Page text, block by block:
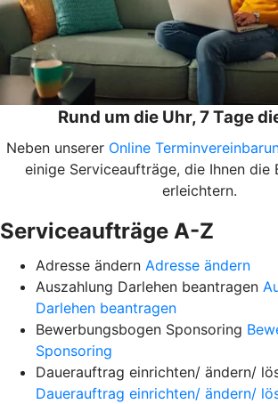
Rund um die Uhr, 7 Tage
Neben unserer Online
einige Serviceaufträge, die Ihnen die
erleichtern.
Serviceaufträge A-Z
Adresse ändern Adresse ändern
Auszahlung Darlehen beantragen
Darlehen beantragen
Bewerbungsbogen Sponsoring
Sponsoring
Dauerauftrag einrichten/ ändern/
Dauerauftrag einrichten/ ändern/